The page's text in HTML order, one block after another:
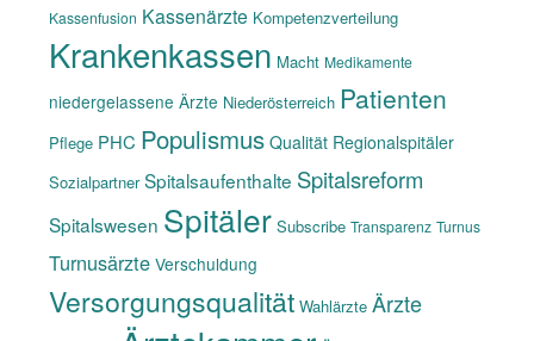
Kassenfusion Kassenärzte Kompetenzverteilung
Krankenkassen Macht Medikamente
niedergelassene Ärzte Niederösterreich Patienten
Pflege PHC Populismus Qualität Regionalspitäler
Sozialpartner Spitalsaufenthalte Spitalsreform
Spitalswesen Spitäler Subscribe Transparenz Turnus
Turnusärzte Verschuldung
Versorgungsqualität Wahlärzte Ärzte